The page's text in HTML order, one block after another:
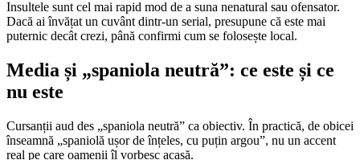
Insultele sunt cel mai rapid mod de a suna nenatural sau ofensator.
Dacă ai învățat un cuvânt dintr-un serial, presupune că este mai
puternic decât crezi, până confirmi cum se folosește local.
Media și „spaniola neutră”: ce este și ce
nu este
Cursanții aud des „spaniola neutră” ca obiectiv. În practică, de obicei
înseamnă „spaniolă ușor de înțeles, cu puțin argou”, nu un accent
real pe care oamenii îl vorbesc acasă.